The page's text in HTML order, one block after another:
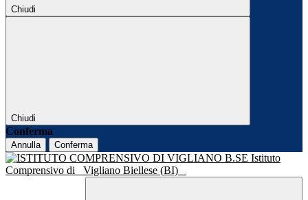
Chiudi
Chiudi
Conferma
Annulla Conferma
Istituto
Comprensivo di
Vigliano Biellese (BI)